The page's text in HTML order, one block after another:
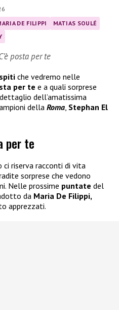
DE FILIPPI
MATIAS SOULÉ
posta per te
che vedremo nelle
per te e a quali sorprese
dell’amatissima
dellaRoma, Stephan El
per te
ci riserva racconti di vita
sorprese che vedono
Nelle prossime puntate del
da Maria De Filippi,
apprezzati.